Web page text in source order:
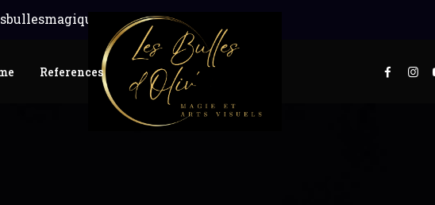
References